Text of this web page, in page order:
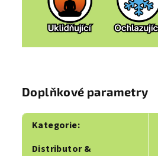
Doplňkové parametry
Kategorie:
Distributor &